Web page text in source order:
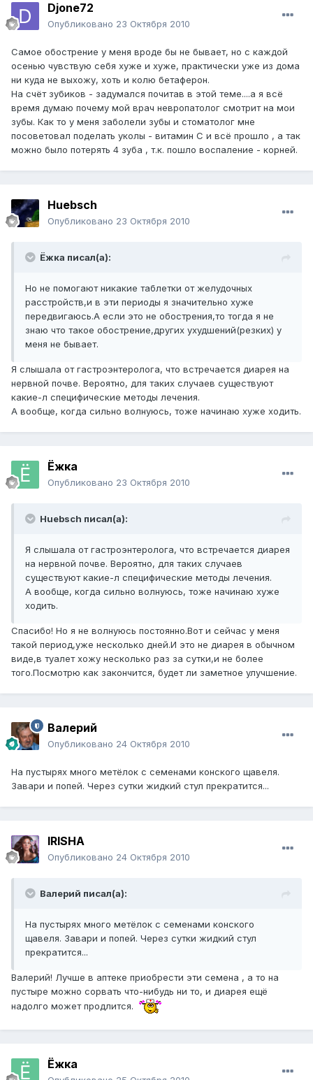
Djone72
Опубликовано 23 Октября 2010
Самое обострение у меня вроде бы не бывает, но с каждой
осенью чувствую себя хуже и хуже, практически уже из дома
ни куда не выхожу, хоть и колю бетаферон.
На счёт зубиков - задумался почитав в этой теме....а я всё
время думаю почему мой врач невропатолог смотрит на мои
зубы. Как то у меня заболели зубы и стоматолог мне
посоветовал поделать уколы - витамин С и всё прошло , а так
можно было потерять 4 зуба , т.к. пошло воспаление - корней.
Huebsch
Опубликовано 23 Октября 2010
Ёжка писал(а):
Но не помогают никакие таблетки от желудочных
расстройств,и в эти периоды я значительно хуже
передвигаюсь.А если это не обострения,то тогда я не
знаю что такое обострение,других ухудшений(резких) у
меня не бывает.
Я слышала от гастроэнтеролога, что встречается диарея на
нервной почве. Вероятно, для таких случаев существуют
какие-л специфические методы лечения.
А вообще, когда сильно волнуюсь, тоже начинаю хуже ходить.
Ёжка
Опубликовано 23 Октября 2010
Huebsch писал(а):
Я слышала от гастроэнтеролога, что встречается диарея
на нервной почве. Вероятно, для таких случаев
существуют какие-л специфические методы лечения.
А вообще, когда сильно волнуюсь, тоже начинаю хуже
ходить.
Спасибо! Но я не волнуюсь постоянно.Вот и сейчас у меня
такой период,уже несколько дней.И это не диарея в обычном
виде,в туалет хожу несколько раз за сутки,и не более
того.Посмотрю как закончится, будет ли заметное улучшение.
Валерий
Опубликовано 24 Октября 2010
На пустырях много метёлок с семенами конского щавеля.
Завари и попей. Через сутки жидкий стул прекратится...
IRISHA
Опубликовано 24 Октября 2010
Валерий писал(а):
На пустырях много метёлок с семенами конского
щавеля. Завари и попей. Через сутки жидкий стул
прекратится...
Валерий! Лучше в аптеке приобрести эти семена , а то на
пустыре можно сорвать что-нибудь ни то, и диарея ещё
надолго может продлится.
Ёжка